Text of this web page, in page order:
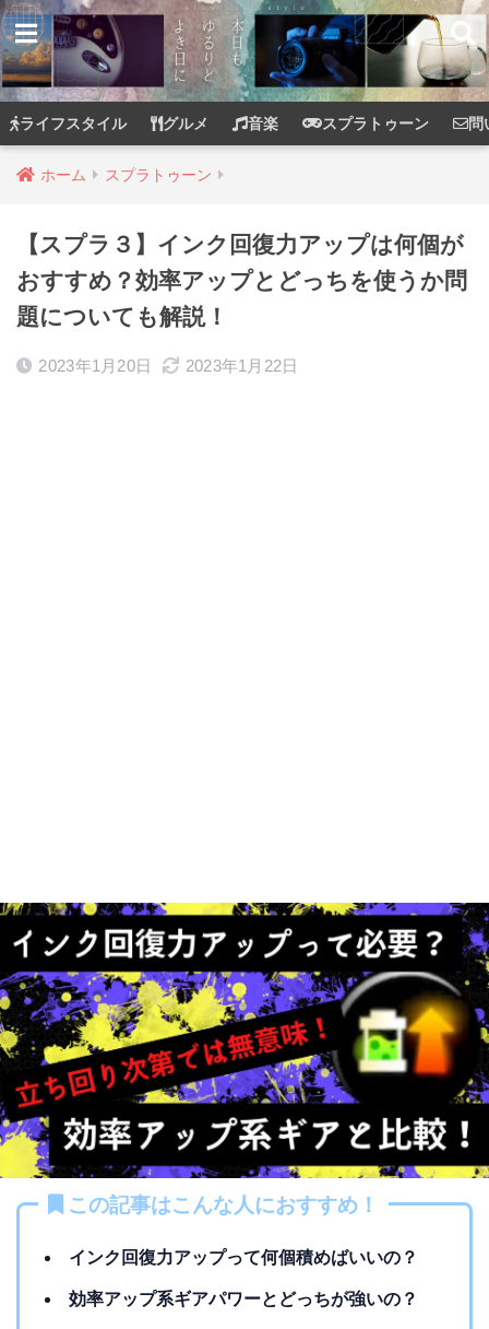
ライフスタイル グルメ 音楽 スプラトゥーン 問
ホーム スプラトゥーン
【スプラ３】インク回復力アップは何個が
おすすめ？効率アップとどっちを使うか問
題についても解説！
2023年1月20日 2023年1月22日
この記事はこんな人におすすめ！
インク回復力アップって何個積めばいいの？
効率アップ系ギアパワーとどっちが強いの？